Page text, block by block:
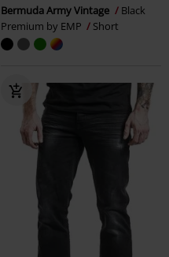
Bermuda Army Vintage
Black
Premium by EMP
Short